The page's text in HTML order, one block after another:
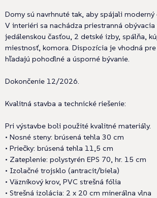
Domy sú navrhnuté tak, aby spájali
V interiéri sa nachádza priestranná
jedálenskou časťou, 2 detské izby, spálňa,
miestnosť, komora. Dispozícia je vhodná
hľadajú pohodlné a úsporné bývanie.
Dokončenie 12/2026.
Kvalitná stavba a technické riešenie:
Pri výstavbe boli použité kvalitné materiály.
• Nosné steny: brúsená tehla 30 cm
• Priečky: brúsená tehla 11,5 cm
• Zateplenie: polystyrén EPS 70, hr. 15 cm
• Izolačné trojsklo (antracit/biela)
• Väzníkový krov, PVC strešná fólia
• Strešná izolácia: 2 x 20 cm minerálna vlna